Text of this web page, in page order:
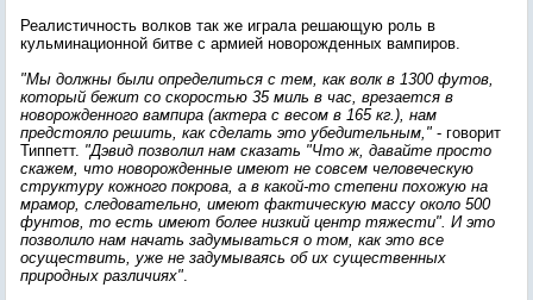
Реалистичность волков так же играла решающую роль в
кульминационной битве с армией новорожденных вампиров.
"Мы должны были определиться с тем, как волк в 1300 футов,
который бежит со скоростью 35 миль в час, врезается в
новорожденного вампира (актера с весом в 165 кг.), нам
предстояло решить, как сделать это убедительным," - говорит
Типпетт. "Дэвид позволил нам сказать "Что ж, давайте просто
скажем, что новорожденные имеют не совсем человеческую
структуру кожного покрова, а в какой-то степени похожую на
мрамор, следовательно, имеют фактическую массу около 500
фунтов, то есть имеют более низкий центр тяжести". И это
позволило нам начать задумываться о том, как это все
осуществить, уже не задумываясь об их существенных
природных различиях".